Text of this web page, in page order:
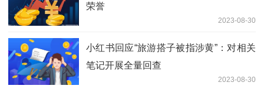
荣誉
2023-08-30
小红书回应“旅游搭子被指涉黄”：对相关
笔记开展全量回查
2023-08-30